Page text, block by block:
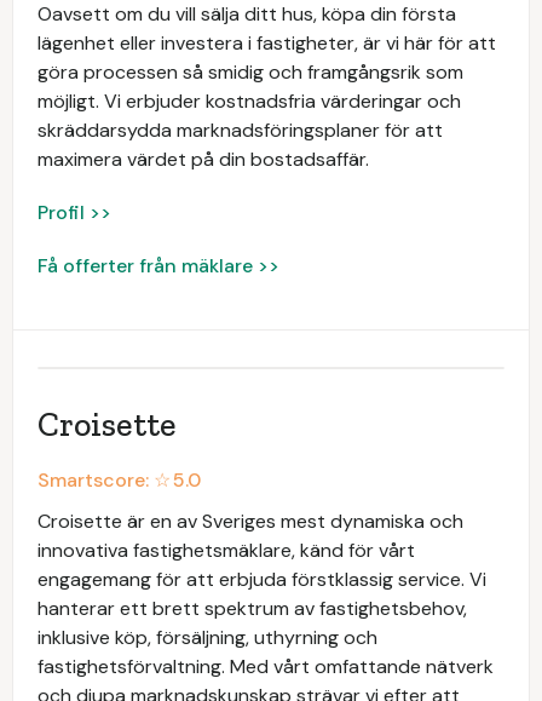
Oavsett om du vill sälja ditt hus, köpa din första
lägenhet eller investera i fastigheter, är vi här för att
göra processen så smidig och framgångsrik som
möjligt. Vi erbjuder kostnadsfria värderingar och
skräddarsydda marknadsföringsplaner för att
maximera värdet på din bostadsaffär.
Profil >>
Få offerter från mäklare >>
Croisette
Smartscore: ☆5.0
Croisette är en av Sveriges mest dynamiska och
innovativa fastighetsmäklare, känd för vårt
engagemang för att erbjuda förstklassig service. Vi
hanterar ett brett spektrum av fastighetsbehov,
inklusive köp, försäljning, uthyrning och
fastighetsförvaltning. Med vårt omfattande nätverk
och djupa marknadskunskap strävar vi efter att